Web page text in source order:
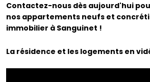
Contactez-nous dès aujourd'hui
nos appartements neufs et
immobilier à Sanguinet !
La résidence et les logements en